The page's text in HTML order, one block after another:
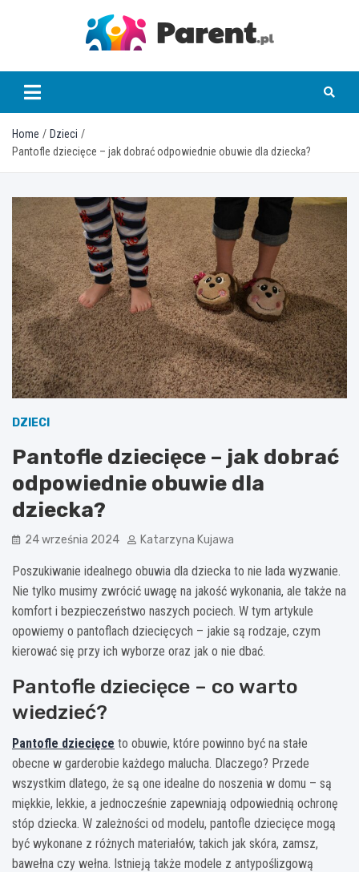
parent.pl
Home
Dzieci
Pantofle dziecięce – jak dobrać odpowiednie obuwie dla dziecka?
DZIECI
Pantofle dziecięce – jak dobrać
odpowiednie obuwie dla
dziecka?
24 września 2024 Katarzyna Kujawa
Poszukiwanie idealnego obuwia dla dziecka to nie lada wyzwanie.
Nie tylko musimy zwrócić uwagę na jakość wykonania, ale także na
komfort i bezpieczeństwo naszych pociech. W tym artykule
opowiemy o pantoflach dziecięcych – jakie są rodzaje, czym
kierować się przy ich wyborze oraz jak o nie dbać.
Pantofle dziecięce – co warto
wiedzieć?
Pantofle dziecięce to obuwie, które powinno być na stałe
obecne w garderobie każdego malucha. Dlaczego? Przede
wszystkim dlatego, że są one idealne do noszenia w domu – są
miękkie, lekkie, a jednocześnie zapewniają odpowiednią ochronę
stóp dziecka. W zależności od modelu, pantofle dziecięce mogą
być wykonane z różnych materiałów, takich jak skóra, zamsz,
bawełna czy wełna. Istnieją także modele z antypoślizgową